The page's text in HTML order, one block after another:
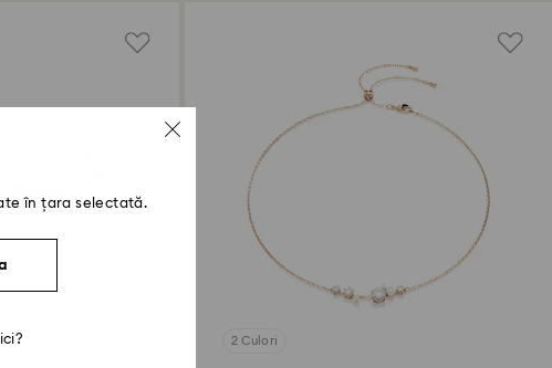
2 Culori
în țara selectată.